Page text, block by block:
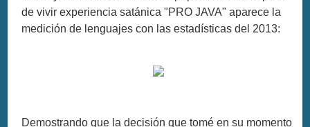
de vivir experiencia satánica "PRO JAVA" aparece la
medición de lenguajes con las estadísticas del 2013:
Demostrando que la decisión que tomé en su momento